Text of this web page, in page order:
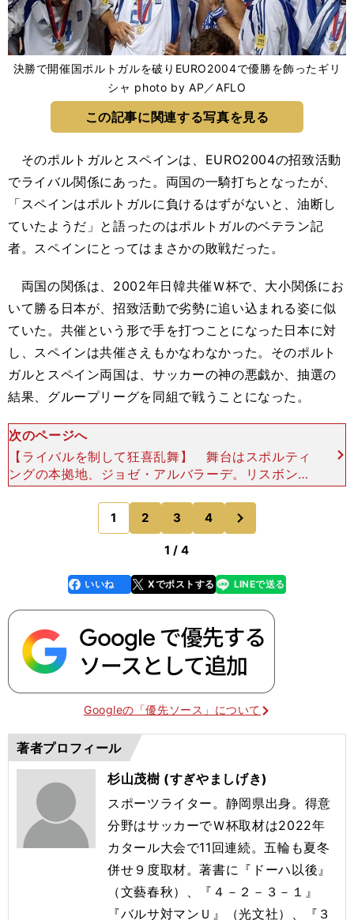
決勝で開催国ポルトガルを破りEURO2004で優勝を飾ったギリ
シャ photo by AP／AFLO
この記事に関連する写真を見る
そのポルトガルとスペインは、EURO2004の招致活動
でライバル関係にあった。両国の一騎打ちとなったが、
「スペインはポルトガルに負けるはずがないと、油断し
ていたようだ」と語ったのはポルトガルのベテラン記
者。スペインにとってはまさかの敗戦だった。
両国の関係は、2002年日韓共催Ｗ杯で、大小関係にお
いて勝る日本が、招致活動で劣勢に追い込まれる姿に似
ていた。共催という形で手を打つことになった日本に対
し、スペインは共催さえもかなわなかった。そのポルト
ガルとスペイン両国は、サッカーの神の悪戯か、抽選の
結果、グループリーグを同組で戦うことになった。
次のページへ
【ライバルを制して狂喜乱舞】 舞台はスポルティ
ングの本拠地、ジョゼ・アルバラーデ。リスボンの
地下鉄、カンポ・グランデ駅の目の前に立つ新装の
スタジアムに、筆者も野次馬根性丸出しで駆けつけ
た。ポルトガル
1 2 3 4
のページへ
1 / 4
faceboo
k
いいね Xでポストする
line LINEで送る
Googleの「優先ソース」について
著者プロフィール
杉山茂樹 (すぎやましげき)
スポーツライター。静岡県出身。得意
分野はサッカーでＷ杯取材は2022年
カタール大会で11回連続。五輪も夏冬
併せ９度取材。著書に『ドーハ以後』
（文藝春秋）、『４－２－３－１』
『バルサ対マンＵ』（光文社）、『３